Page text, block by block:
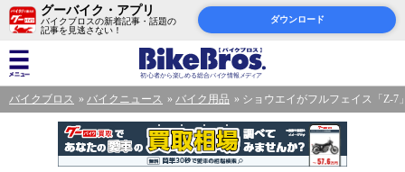
グーバイク・アプリ
バイクブロスの新着記事・話題の
記事を見逃さない！
ダウンロード
バイクブロス バイクニュース バイク用品 ショウエイがフルフェイス「Z-